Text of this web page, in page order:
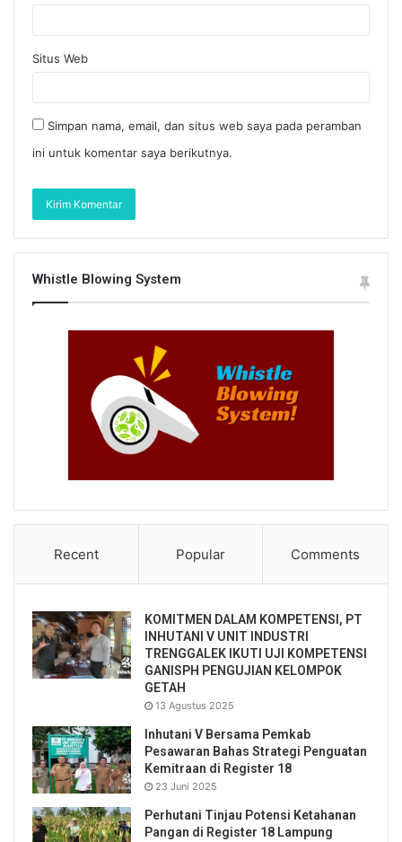
Situs Web
Simpan nama, email, dan situs web saya pada peramban
ini untuk komentar saya berikutnya.
Whistle Blowing System
Recent Popular Comments
KOMITMEN DALAM KOMPETENSI, PT
INHUTANI V UNIT INDUSTRI
TRENGGALEK IKUTI UJI KOMPETENSI
GANISPH PENGUJIAN KELOMPOK
GETAH
13 Agustus 2025
Inhutani V Bersama Pemkab
Pesawaran Bahas Strategi Penguatan
Kemitraan di Register 18
23 Juni 2025
Perhutani Tinjau Potensi Ketahanan
Pangan di Register 18 Lampung